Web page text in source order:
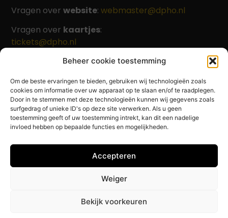
Beheer cookie toestemming
Om de beste ervaringen te bieden, gebruiken wij technologieën zoals
cookies om informatie over uw apparaat op te slaan en/of te raadplegen.
Door in te stemmen met deze technologieën kunnen wij gegevens zoals
surfgedrag of unieke ID's op deze site verwerken. Als u geen
toestemming geeft of uw toestemming intrekt, kan dit een nadelige
invloed hebben op bepaalde functies en mogelijkheden.
Accepteren
Weiger
Bekijk voorkeuren
Vragen overwebsite:webmaster@dpho.nl
Vragen over kaartjes:
tickets@dpho.nl
Beleid
Privacy policy
Cookie policy
Beleidsplan 2022-2025
Foto's website:
Leontien van Klaveren, Raymond Lobker, Marcel
van Dijk, Willem de Zanger